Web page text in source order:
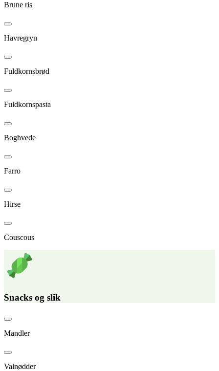
Brune ris
Havregryn
Fuldkornsbrød
Fuldkornspasta
Boghvede
Farro
Hirse
Couscous
Snacks og slik
Mandler
Valnødder